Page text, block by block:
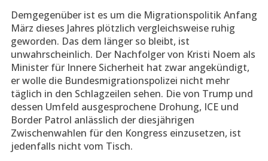
Demgegenüber ist es um die Migrationspolitik Anfang
März dieses Jahres plötzlich vergleichsweise ruhig
geworden. Das dem länger so bleibt, ist
unwahrscheinlich. Der Nachfolger von Kristi Noem als
Minister für Innere Sicherheit hat zwar angekündigt,
er wolle die Bundesmigrationspolizei nicht mehr
täglich in den Schlagzeilen sehen. Die von Trump und
dessen Umfeld ausgesprochene Drohung, ICE und
Border Patrol anlässlich der diesjährigen
Zwischenwahlen für den Kongress einzusetzen, ist
jedenfalls nicht vom Tisch.